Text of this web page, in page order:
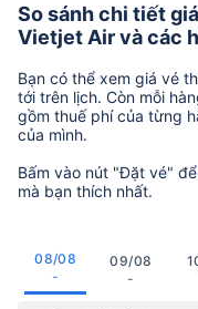
So sánh chi tiết
Vietjet Air và các
Bạn có thể xem giá vé
tới trên lịch. Còn mỗi
gồm thuế phí của từng
của mình.
Bấm vào nút "Đặt vé"
mà bạn thích nhất.
08/08
-
09/08
-